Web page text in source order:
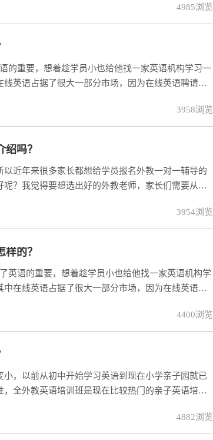
由、灵活，而且本土外教上课授课，的教学方式也
，上班
4985浏览
的重要，想着趁学员小也给他找一家英语机构学习一
英语占据了很大一部分市场，因为在线英语聘请了
3958浏览
吗？
近年来很多家长都想给学员报名外教一对一辅导的
？我觉得要想选出好的外教老师，家长们需要从以
并不是一个英语母语者就可以做外教，外教需要专
证书有
3954浏览
的？
英语的重要，想着趁学员小也给他找一家英语机构学
在线英语占据了很大一部分市场，因为在线英语聘
4400浏览
，以前从初中开始学习英语到现在小学亲子园就已
全外教英语培训班是现在比较热门的亲子英语培训
，他们家的外教更专业，小孩学的也很感兴趣，互
学员课
4882浏览